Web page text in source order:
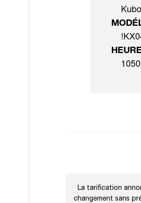
1050
La tarification
changement sans